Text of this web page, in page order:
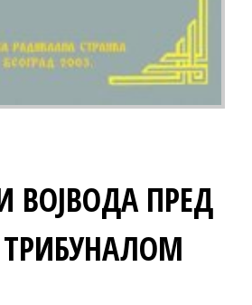
ВОЈВОДА ПРЕД